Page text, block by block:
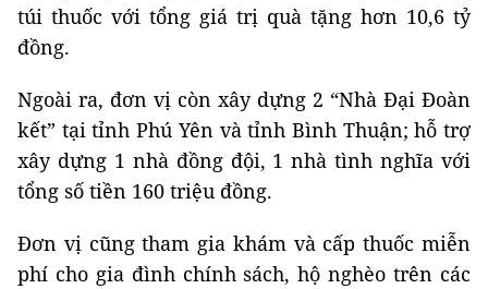
túi thuốc với tổng giá trị quà tặng hơn 10,6 tỷ
đồng.
Ngoài ra, đơn vị còn xây dựng 2 “Nhà Đại Đoàn
kết” tại tỉnh Phú Yên và tỉnh Bình Thuận; hỗ trợ
xây dựng 1 nhà đồng đội, 1 nhà tình nghĩa với
tổng số tiền 160 triệu đồng.
Đơn vị cũng tham gia khám và cấp thuốc miễn
phí cho gia đình chính sách, hộ nghèo trên các